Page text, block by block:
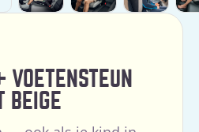
BEIGE